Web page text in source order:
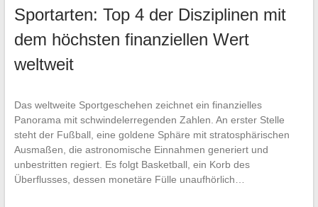
Sportarten: Top 4 der Disziplinen mit
dem höchsten finanziellen Wert
weltweit
Das weltweite Sportgeschehen zeichnet ein finanzielles
Panorama mit schwindelerregenden Zahlen. An erster Stelle
steht der Fußball, eine goldene Sphäre mit stratosphärischen
Ausmaßen, die astronomische Einnahmen generiert und
unbestritten regiert. Es folgt Basketball, ein Korb des
Überflusses, dessen monetäre Fülle unaufhörlich…